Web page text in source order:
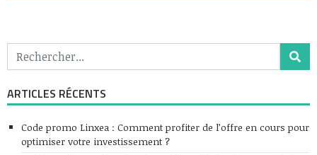
ARTICLES RÉCENTS
Code promo Linxea : Comment profiter de l’offre en cours pour
optimiser votre investissement ?